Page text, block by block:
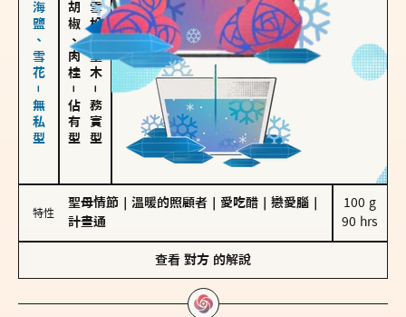
海鹽、雪花－無私型 胡椒、肉桂
－
佔有型
雪松、聖木
－
務實型
特性
聖母情節 溫暖的照顧者 愛吃醋 戀愛腦
計畫通
100 g
90 hrs
查看 對方 的解說